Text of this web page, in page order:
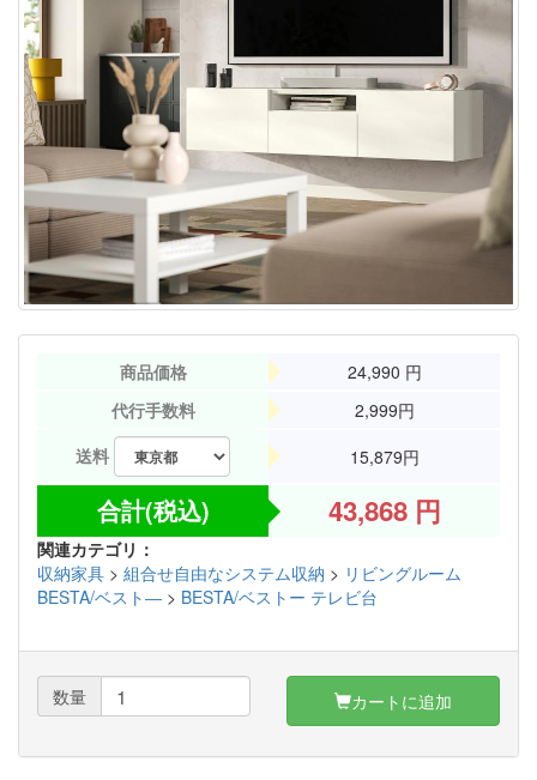
商品価格 24,990 円
代行手数料
2,999円
送料
15,879円
合計(税込) 43,868円
関連カテゴリ：
収納家具 > 組合せ自由なシステム収納 > リビングルーム
BESTA/ベスト― > BESTA/ベストー テレビ台
数量 カートに追加